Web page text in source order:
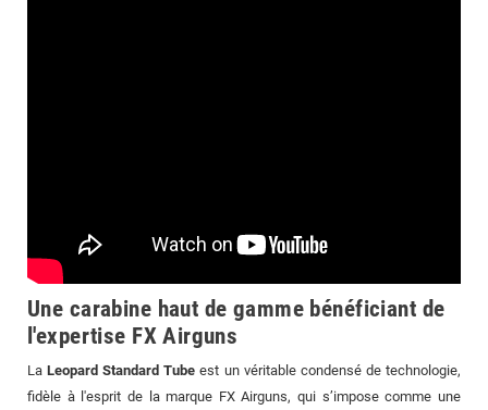
Une carabine haut de gamme bénéficiant de
l'expertise FX Airguns
LaLeopard Standard Tube est un véritable condensé de technologie,
fidèle à l'esprit de la marque FX Airguns, qui s’impose comme une